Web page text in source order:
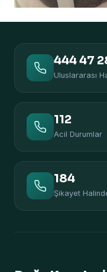
444 47
Uluslararası
112
Acil Durumlar
184
Şikayet